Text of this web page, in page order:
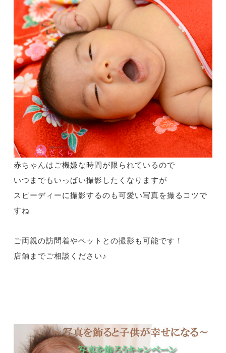
赤ちゃんはご機嫌な時間が限られているので
いつまでもいっぱい撮影したくなりますが
スピーディーに撮影するのも可愛い写真を撮るコツで
すね
ご両親の訪問着やペットとの撮影も可能です！
店舗までご相談ください♪